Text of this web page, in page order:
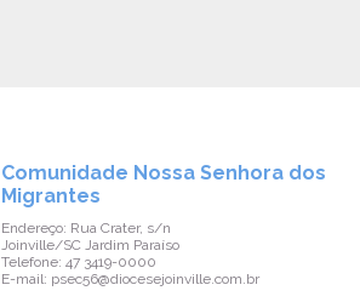
Comunidade Nossa Senhora dos
Migrantes
Endereço: Rua Crater, s/n
Joinville/SC Jardim Paraíso
Telefone: 47 3419-0000
E-mail: psec56@diocesejoinville.com.br